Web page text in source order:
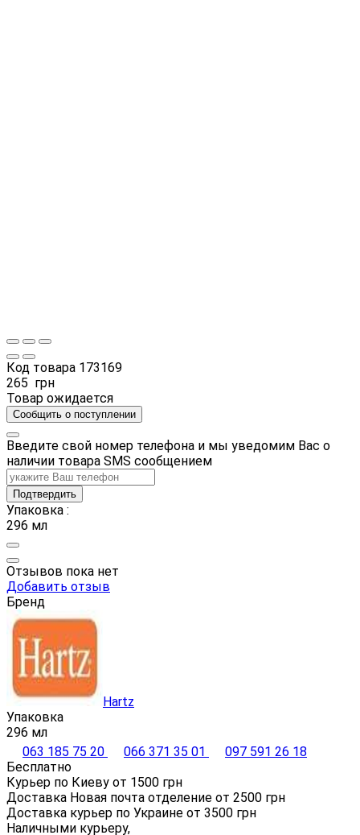
Код товара 173169
265 грн
Товар ожидается
Сообщить о поступлении
Введите свой номер телефона и мы уведомим Вас о
наличии товара SMS сообщением
Подтвердить
Упаковка :
296 мл
Отзывов пока нет
Добавить отзыв
Бренд
Hartz
Упаковка
296 мл
063 185 75 20
066 371 35 01
097 591 26 18
Бесплатно
Курьер по Киеву от 1500 грн
Доставка Новая почта отделение от 2500 грн
Доставка курьер по Украине от 3500 грн
Наличными курьеру,